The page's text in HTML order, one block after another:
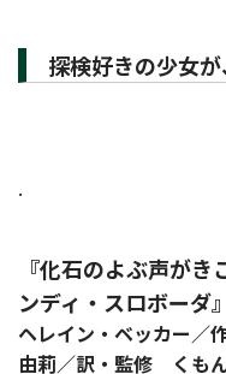
探検好きの少女
.
『化石のよぶ声が
ンディ・スロボーダ』
ヘレイン・ベッカー
由莉／訳・監修 くも